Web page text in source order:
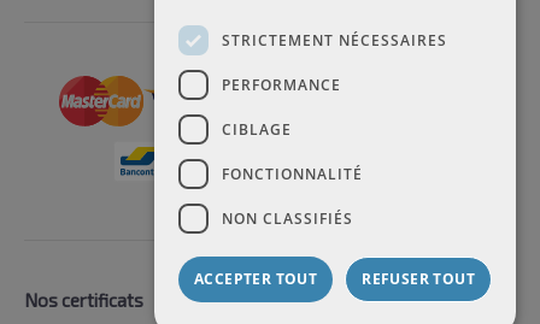
Nos certificats
STRICTEMENT NÉCESSAIRES
PERFORMANCE
CIBLAGE
FONCTIONNALITÉ
NON CLASSIFIÉS
ACCEPTER TOUT REFUSER TOUT